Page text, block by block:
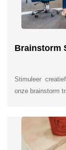
Brainstorm
Stimuleer
onze brainstorm